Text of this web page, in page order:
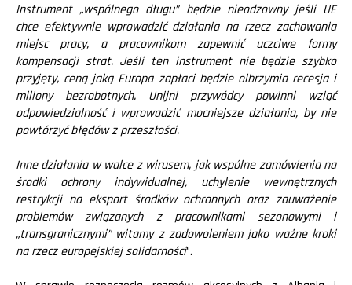
Instrument „wspólnego długu” będzie nieodzowny jeśli UE
chce efektywnie wprowadzić działania na rzecz zachowania
miejsc pracy, a pracownikom zapewnić uczciwe formy
kompensacji strat. Jeśli ten instrument nie będzie szybko
przyjęty, ceną jaką Europa zapłaci będzie olbrzymia recesja i
miliony bezrobotnych. Unijni przywódcy powinni wziąć
odpowiedzialność i wprowadzić mocniejsze działania, by nie
powtórzyć błędów z przeszłości.
Inne działania w walce z wirusem, jak wspólne zamówienia na
środki ochrony indywidualnej, uchylenie wewnętrznych
restrykcji na eksport środków ochronnych oraz zauważenie
problemów związanych z pracownikami sezonowymi i
„transgranicznymi” witamy z zadowoleniem jako ważne kroki
na rzecz europejskiej solidarności”.